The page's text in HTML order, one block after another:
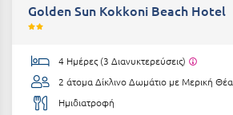
Golden Sun Kokkoni Beach Hotel
4 Ημέρες (3 Διανυκτερεύσεις)
2 άτομα Δίκλινο Δωμάτιο με Μερική
Ημιδιατροφή